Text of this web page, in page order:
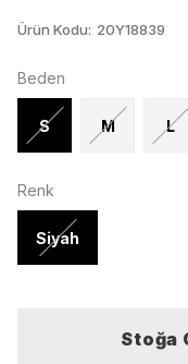
Ürün Kodu: 20Y18839
Beden
S M L
Renk
Siyah
Stoğa